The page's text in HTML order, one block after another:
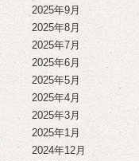
2025年9月
2025年8月
2025年7月
2025年6月
2025年5月
2025年4月
2025年3月
2025年1月
2024年12月